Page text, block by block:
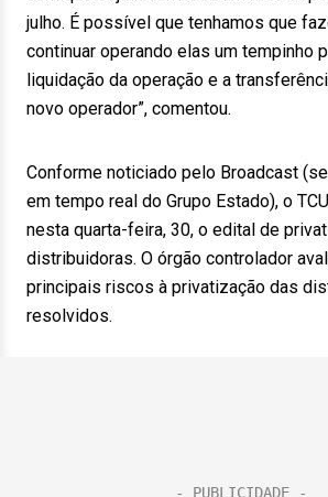
julho. É possível que tenhamos que
continuar operando elas um tempinho
liquidação da operação e a
novo operador”, comentou.
Conforme noticiado pelo Broadcast
em tempo real do Grupo Estado), o
nesta quarta-feira, 30, o edital de
distribuidoras. O órgão controlador
principais riscos à privatização das
resolvidos.